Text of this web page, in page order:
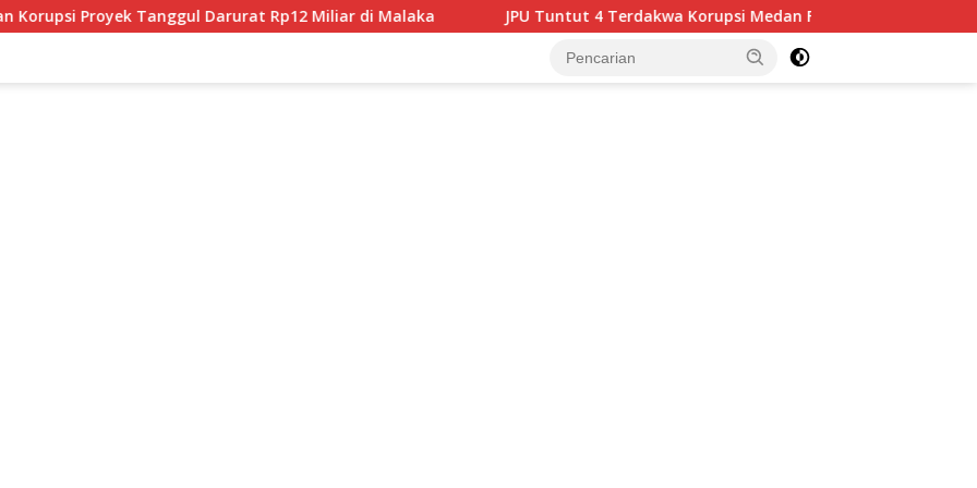
Rp12 Miliar di Malaka JPU Tuntut 4 Terdakwa Korupsi Medan Fashion Festival 2024, Hukuman Penjara hingga